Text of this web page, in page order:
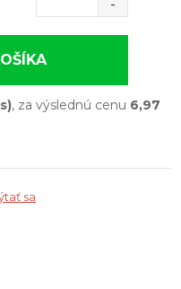
, za výslednú cenu 6,97
sa